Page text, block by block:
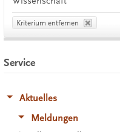
Kriterium entfernen
Service
Aktuelles
Meldungen